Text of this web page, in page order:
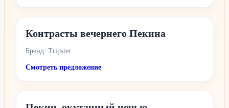
Контрасты вечернего Пекина
Бренд: Tripster
Смотреть предложение